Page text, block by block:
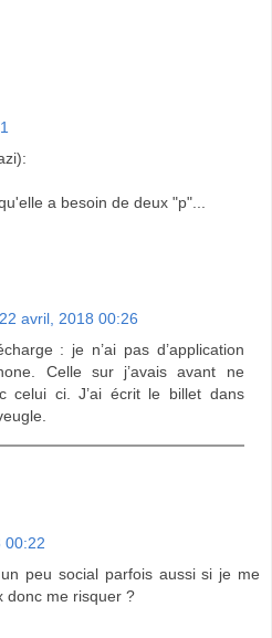
a besoin de deux "p"...
22 avril, 2018 00:26
: je n’ai pas d’application
Celle sur j’avais avant ne
celui ci. J’ai écrit le billet dans
00:22
peu social parfois aussi si je me
donc me risquer ?